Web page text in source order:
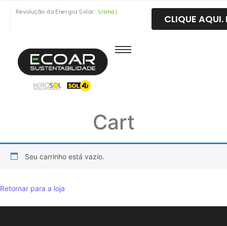
Revolução da Energia Solar: Usina S
CLIQUE
Cart
Seu carrinho está vazio.
Retornar para a loja